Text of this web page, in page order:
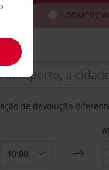
de devolução